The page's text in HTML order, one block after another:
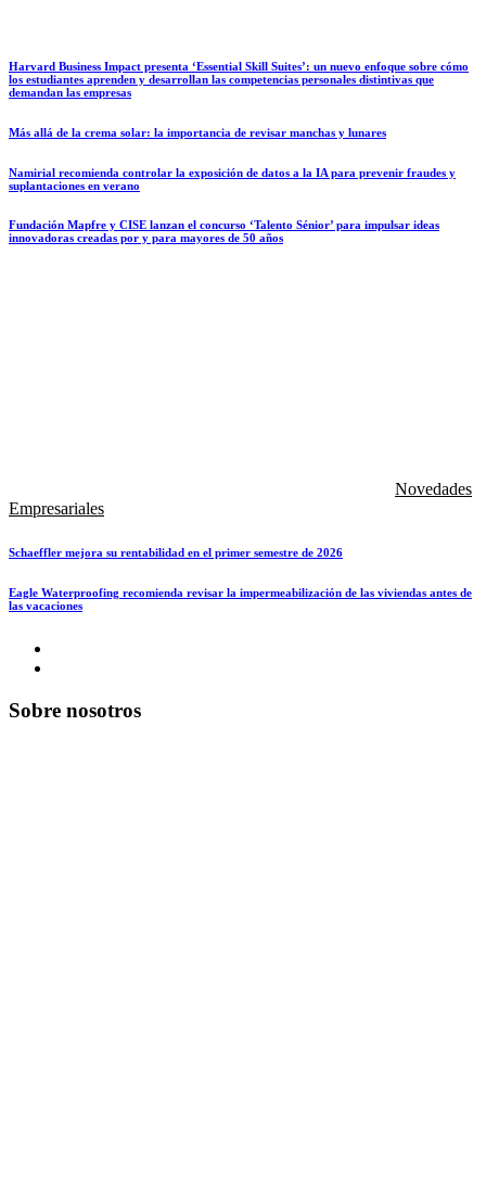
Harvard Business Impact presenta ‘Essential Skill Suites’: un nuevo enfoque sobre cómo
los estudiantes aprenden y desarrollan las competencias personales distintivas que
demandan las empresas
Más allá de la crema solar: la importancia de revisar manchas y lunares
Namirial recomienda controlar la exposición de datos a la IA para prevenir fraudes y
suplantaciones en verano
Fundación Mapfre y CISE lanzan el concurso ‘Talento Sénior’ para impulsar ideas
innovadoras creadas por y para mayores de 50 años
Novedades
Empresariales
Schaeffler mejora su rentabilidad en el primer semestre de 2026
Eagle Waterproofing recomienda revisar la impermeabilización de las viviendas antes de
las vacaciones
Sobre nosotros